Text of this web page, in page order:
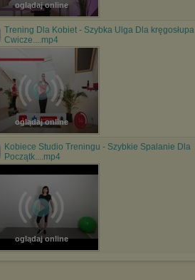
oglądaj online
Trening Dla Kobiet - Szybka Ulga Dla kręgosłupa
Cwicze....mp4
oglądaj online
Kobiece Studio Treningu - Szybkie Spalanie Dla
Początk....mp4
oglądaj online